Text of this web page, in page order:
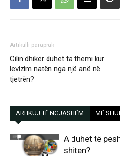
Artikulli paraprak
Cilin dhikër duhet ta themi kur
levizim natën nga një anë në
tjetrën?
ARTIKUJ TË NGJASHËM MË
A duhet të
shiten?